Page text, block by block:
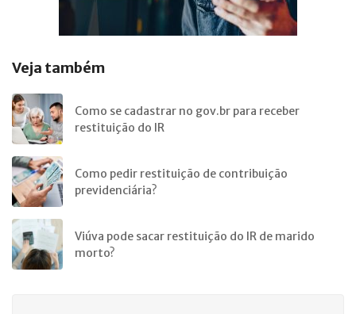
Veja também
Como se cadastrar no gov.br para receber
restituição do IR
Como pedir restituição de contribuição
previdenciária?
Viúva pode sacar restituição do IR de marido
morto?